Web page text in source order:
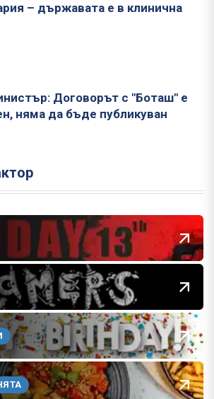
– държавата е в клинична
Договорът с "Боташ" е
няма да бъде публикуван